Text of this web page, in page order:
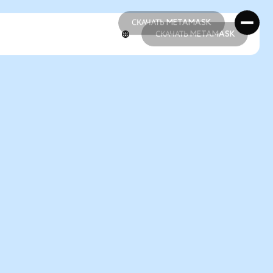
СКАЧАТЬ METAMASK
СКАЧАТЬ METAMASK
СКАЧАТЬ METAMASK